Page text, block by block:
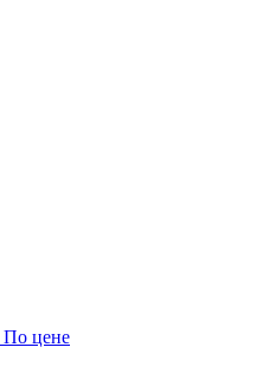
По цене